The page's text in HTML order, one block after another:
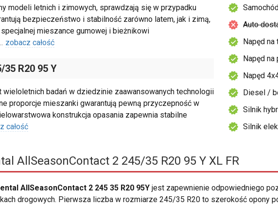
modeli letnich i zimowych, sprawdzają się w przypadku
bezpieczeństwo i stabilność zarówno latem, jak i zimą,
mieszance gumowej i bieżnikowi
zobacz całość
35 R20 95 Y
badań w dziedzinie zaawansowanych technologii
proporcje mieszanki gwarantują pewną przyczepność w
konstrukcja opasania zapewnia stabilne
całość
Auto
Napęd na
Napęd
Napęd
Diesel /
Silnik
Silnik
AllSeasonContact 2 245/35 R20 95 Y XL FR
AllSeasonContact 2 245 35 R20 95Y jest zapewnienie odpowiedniego
drogowych. Pierwsza liczba w rozmiarze 245/35 R20 to szerokość opony